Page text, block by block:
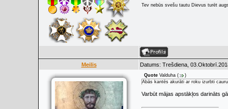
Tev nebūs svešu tautu Dievus turēt
Meilis Datums: Trešdiena,
Quote Valduha (
)
Abās kantēs akurāti ar roku izurbti
Varbūt mājas apstākļos darināts